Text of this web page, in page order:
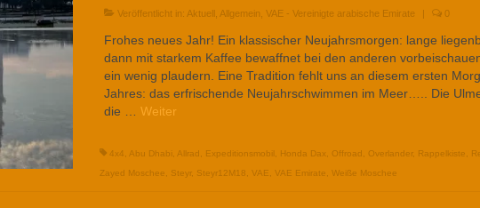
Veröffentlicht in: Aktuell, Allgemein VAE - Vereinigte arabische Emirate | 0
Frohes neues Jahr! Ein klassischer Neujahrsmorgen: lange
dann mit starkem Kaffee bewaffnet bei den anderen
ein wenig plaudern. Eine Tradition fehlt uns an diesem ersten
Jahres: das erfrischende Neujahrschwimmen im Meer….. Die
die … Weiter
4x4 Abu Dhabi Allrad Expeditionsmobil Honda Dax Offroad Overlander, Rappelkiste
Zayed Moschee
Steyr, Steyr12M18 VAE VAE Emirate Weiße Moschee